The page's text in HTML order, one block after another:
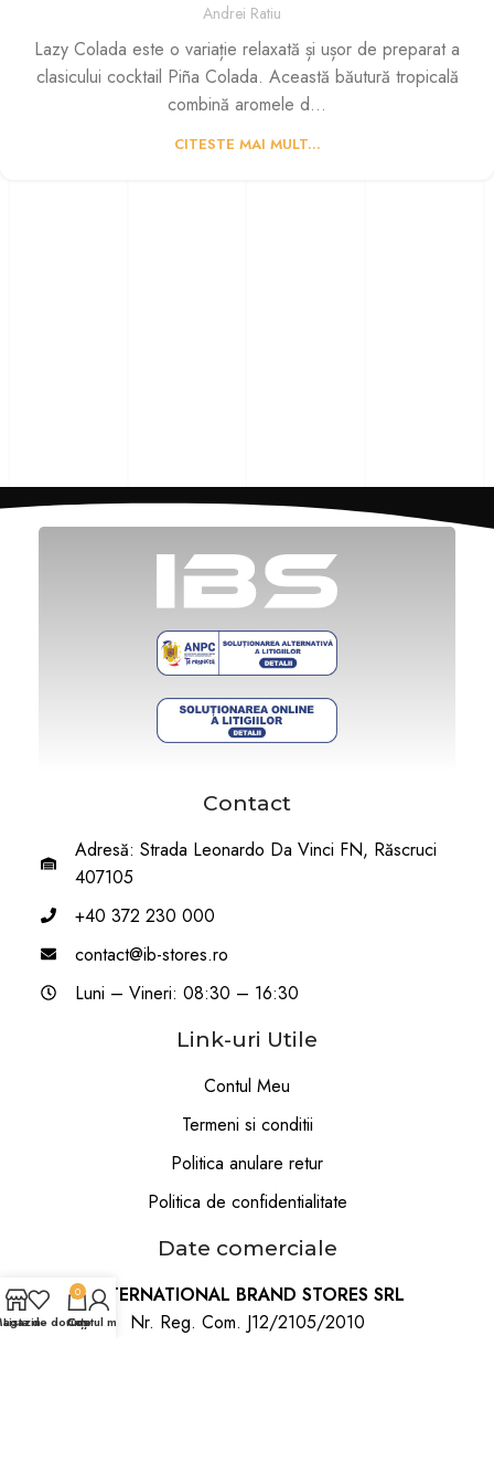
Andrei Ratiu
Lazy Colada este o variație relaxată și ușor de preparat a
clasicului cocktail Piña Colada. Această băutură tropicală
combină aromele d...
CITESTE MAI MULT...
Contact
Adresă: Strada Leonardo Da Vinci FN, Răscruci
407105
+40 372 230 000
contact@ib-stores.ro
Luni – Vineri: 08:30 – 16:30
Link-uri Utile
Contul Meu
Termeni si conditii
Politica anulare retur
Politica de confidentialitate
Date comerciale
INTERNATIONAL BRAND STORES SRL
Nr. Reg. Com. J12/2105/2010
Lista de dorințe
0
Coș
Contul meu